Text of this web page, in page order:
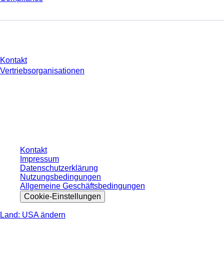
Kontakt
Vertriebsorganisationen
Kontakt
Impressum
Datenschutzerklärung
Nutzungsbedingungen
Allgemeine Geschäftsbedingungen
Cookie-Einstellungen
Land: USA ändern